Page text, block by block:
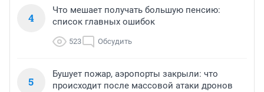
4
Что мешает получать большую пенсию:
список главных ошибок
523 Обсудить
5
Бушует пожар, аэропорты закрыли: что
происходит после массовой атаки дронов